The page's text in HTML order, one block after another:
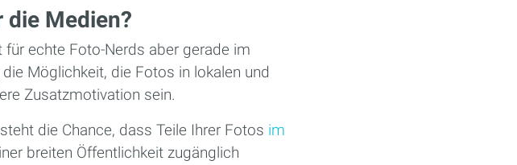
die Medien?
echte Foto-Nerds aber gerade im
Möglichkeit, die Fotos in lokalen und
Zusatzmotivation sein.
die Chance, dass Teile Ihrer Fotos im
breiten Öffentlichkeit zugänglich